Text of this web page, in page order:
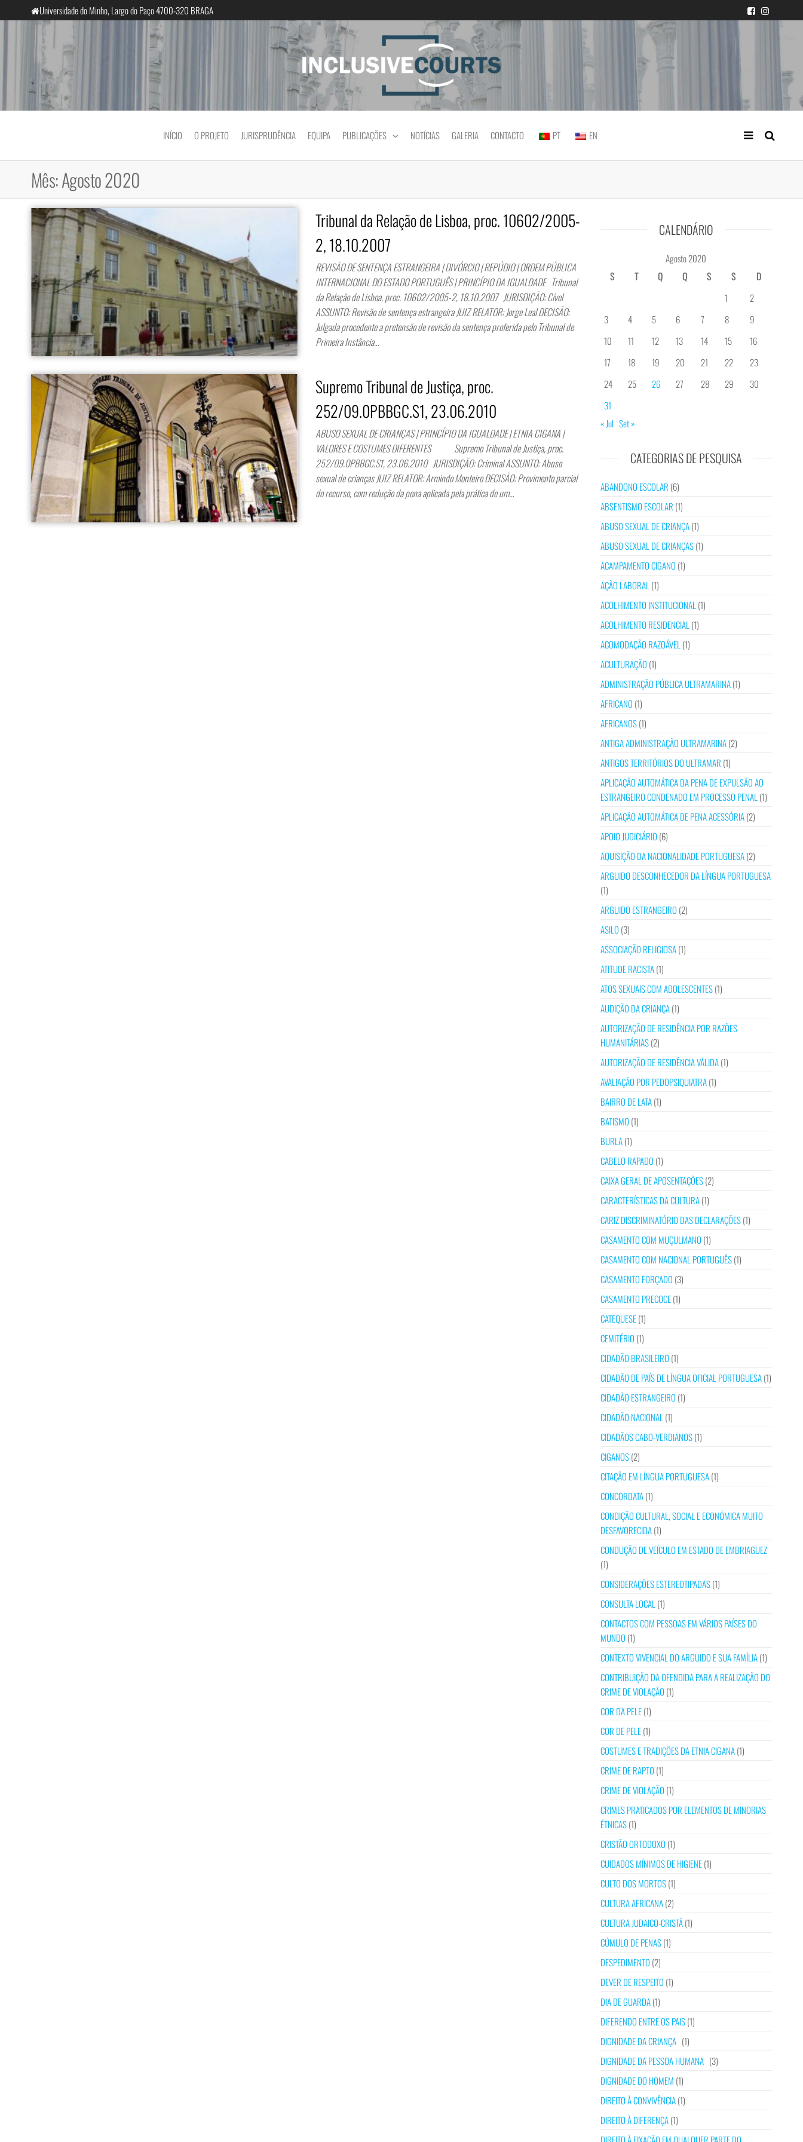
para
Universidade do Minho, Largo do Paço 4700-320 BRAGA
InclusiveCourts Igualdade e diferença cultural na prática judicial portuguesa
INÍCIO O PROJETO JURISPRUDÊNCIA EQUIPA PUBLICAÇÕES NOTÍCIAS GALERIA CONTACTO PT EN
Mês:Agosto 2020
Tribunal da Relação de Lisboa, proc. 10602/2005-
2, 18.10.2007
REVISÃO DE SENTENÇA ESTRANGEIRA | DIVÓRCIO | REPÚDIO | ORDEM PÚBLICA
INTERNACIONAL DO ESTADO PORTUGUÊS | PRINCÍPIO DA IGUALDADE Tribunal
da Relação de Lisboa, proc. 10602/2005-2, 18.10.2007 JURISDIÇÃO: Cível
ASSUNTO: Revisão de sentença estrangeira JUIZ RELATOR: Jorge Leal DECISÃO:
Julgada procedente a pretensão de revisão da sentença proferida pelo Tribunal de
Primeira Instância…
Supremo Tribunal de Justiça, proc.
252/09.0PBBGC.S1, 23.06.2010
ABUSO SEXUAL DE CRIANÇAS | PRINCÍPIO DA IGUALDADE | ETNIA CIGANA |
VALORES E COSTUMES DIFERENTES Supremo Tribunal de Justiça, proc.
252/09.0PBBGC.S1, 23.06.2010 JURISDIÇÃO: Criminal ASSUNTO: Abuso
sexual de crianças JUIZ RELATOR: Armindo Monteiro DECISÃO: Provimento parcial
do recurso, com redução da pena aplicada pela prática de um…
CALENDÁRIO
Agosto 2020
S
T Q Q S S
D
1
2
3
4 5 6 7 8
9
10
11 12 13 14 15
16
17
18 19 20 21 22
23
24
25 26 27 28 29
30
31
« Jul Set »
CATEGORIAS DE PESQUISA
ABANDONO ESCOLAR (6)
ABSENTISMO ESCOLAR (1)
ABUSO SEXUAL DE CRIANÇA(1)
ABUSO SEXUAL DE CRIANÇAS(1)
ACAMPAMENTO CIGANO (1)
AÇÃO LABORAL (1)
ACOLHIMENTO INSTITUCIONAL (1)
ACOLHIMENTO RESIDENCIAL (1)
ACOMODAÇÃO RAZOÁVEL (1)
ACULTURAÇÃO (1)
ADMINISTRAÇÃO PÚBLICA ULTRAMARINA(1)
AFRICANO (1)
AFRICANOS(1)
ANTIGA ADMINISTRAÇÃO ULTRAMARINA(2)
ANTIGOS TERRITÓRIOS DO ULTRAMAR (1)
APLICAÇÃO AUTOMÁTICA DA PENA DE EXPULSÃO AO
ESTRANGEIRO CONDENADO EM PROCESSO PENAL (1)
APLICAÇÃO AUTOMÁTICA DE PENA ACESSÓRIA(2)
APOIO JUDICIÁRIO (6)
AQUISIÇÃO DA NACIONALIDADE PORTUGUESA(2)
ARGUIDO DESCONHECEDOR DA LÍNGUA PORTUGUESA
(1)
ARGUIDO ESTRANGEIRO (2)
ASILO (3)
ASSOCIAÇÃO RELIGIOSA(1)
ATITUDE RACISTA(1)
ATOS SEXUAIS COM ADOLESCENTES(1)
AUDIÇÃO DA CRIANÇA(1)
AUTORIZAÇÃO DE RESIDÊNCIA POR RAZÕES
HUMANITÁRIAS(2)
AUTORIZAÇÃO DE RESIDÊNCIA VÁLIDA(1)
AVALIAÇÃO POR PEDOPSIQUIATRA(1)
BAIRRO DE LATA(1)
BATISMO (1)
BURLA(1)
CABELO RAPADO (1)
CAIXA GERAL DE APOSENTAÇÕES(2)
CARACTERÍSTICAS DA CULTURA(1)
CARIZ DISCRIMINATÓRIO DAS DECLARAÇÕES(1)
CASAMENTO COM MUÇULMANO (1)
CASAMENTO COM NACIONAL PORTUGUÊS(1)
CASAMENTO FORÇADO (3)
CASAMENTO PRECOCE(1)
CATEQUESE(1)
CEMITÉRIO (1)
CIDADÃO BRASILEIRO (1)
CIDADÃO DE PAÍS DE LÍNGUA OFICIAL PORTUGUESA(1)
CIDADÃO ESTRANGEIRO (1)
CIDADÃO NACIONAL (1)
CIDADÃOS CABO-VERDIANOS(1)
CIGANOS(2)
CITAÇÃO EM LÍNGUA PORTUGUESA(1)
CONCORDATA(1)
CONDIÇÃO CULTURAL, SOCIAL E ECONÓMICA MUITO
DESFAVORECIDA(1)
CONDUÇÃO DE VEÍCULO EM ESTADO DE EMBRIAGUEZ
(1)
CONSIDERAÇÕES ESTEREOTIPADAS(1)
CONSULTA LOCAL (1)
CONTACTOS COM PESSOAS EM VÁRIOS PAÍSES DO
MUNDO (1)
CONTEXTO VIVENCIAL DO ARGUIDO E SUA FAMÍLIA(1)
CONTRIBUIÇÃO DA OFENDIDA PARA A REALIZAÇÃO DO
CRIME DE VIOLAÇÃO (1)
COR DA PELE(1)
COR DE PELE(1)
COSTUMES E TRADIÇÕES DA ETNIA CIGANA(1)
CRIME DE RAPTO (1)
CRIME DE VIOLAÇÃO (1)
CRIMES PRATICADOS POR ELEMENTOS DE MINORIAS
ÉTNICAS(1)
CRISTÃO ORTODOXO (1)
CUIDADOS MÍNIMOS DE HIGIENE(1)
CULTO DOS MORTOS(1)
CULTURA AFRICANA(2)
CULTURA JUDAICO-CRISTÃ(1)
CÚMULO DE PENAS(1)
DESPEDIMENTO (2)
DEVER DE RESPEITO (1)
DIA DE GUARDA(1)
DIFERENDO ENTRE OS PAIS(1)
DIGNIDADE DA CRIANÇA (1)
DIGNIDADE DA PESSOA HUMANA (3)
DIGNIDADE DO HOMEM (1)
DIREITO À CONVIVÊNCIA(1)
DIREITO À DIFERENÇA(1)